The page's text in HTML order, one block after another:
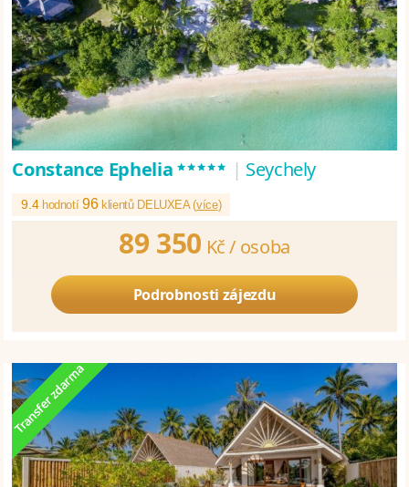
Constance Ephelia***** | Seychely
9.4 hodnotí96klientů DELUXEA (více)
89 350 Kč / osoba
Podrobnosti zájezdu